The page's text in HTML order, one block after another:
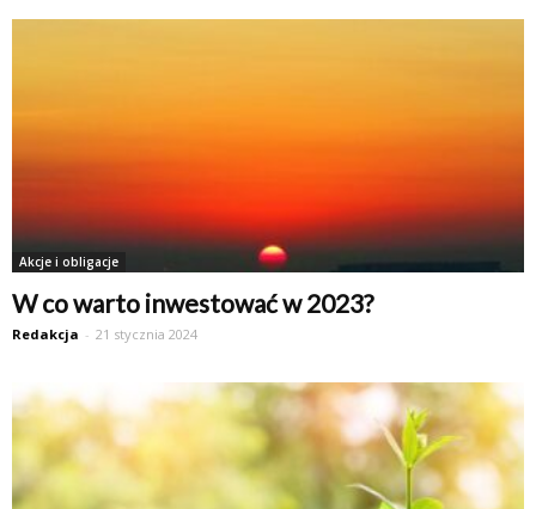
Akcje i obligacje
W co warto inwestować w 2023?
Redakcja - 21 stycznia 2024